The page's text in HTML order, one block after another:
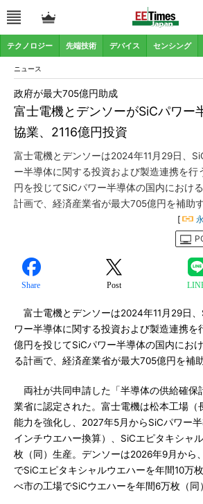
テクノロジー 先端技術 デバイス センシング
ニュース
富士電機とデンソーがSiCパワー
協業、2116億円投資
政府が最大705億円助成
富士電機とデンソーは2024年11月29日、
ー半導体に関する投資および製造連携を行
円を投じてSiCパワー半導体の国内におけ
計画で、経済産業省が最大705億円を補助す
[
Share Post
富士電機とデンソーは2024年11月29日
ワー半導体に関する投資および製造連携を
億円を投じてSiCパワー半導体の国内にお
る計画で、経済産業省が最大705億円を補助
両社が共同申請した「半導体の供給確保
業省に認定された。富士電機は松本工場（
能力を強化し、2027年5月からSiCパワー
インチウエハー換算）、SiCエピタキシャ
枚（同）生産。デンソーは2026年9月から
でSiCエピタキシャルウエハーを年間10万
べ市の工場でSiCウエハーを年間6万枚（同